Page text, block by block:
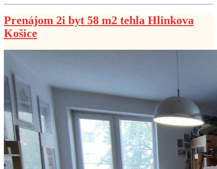
Prenájom 2i byt 58 m2 tehla Hlinkova
Košice